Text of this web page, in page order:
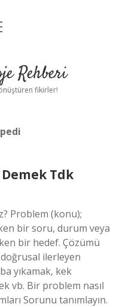
Rehberi
fikirler!
Tdk
Problem (konu);
bir soru, durum veya
bir hedef. Çözümü
ilerleyen
yıkamak, kek
vb. Bir problem nasıl
Sorunu tanımlayın.